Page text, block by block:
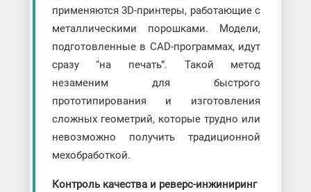
применяются 3D-принтеры, работающие с
металлическими порошками. Модели,
подготовленные в CAD-программах, идут
сразу “на печать”. Такой метод
незаменим для быстрого
прототипирования и изготовления
сложных геометрий, которые трудно или
невозможно получить традиционной
мехобработкой.
Контроль качества и реверс-инжиниринг